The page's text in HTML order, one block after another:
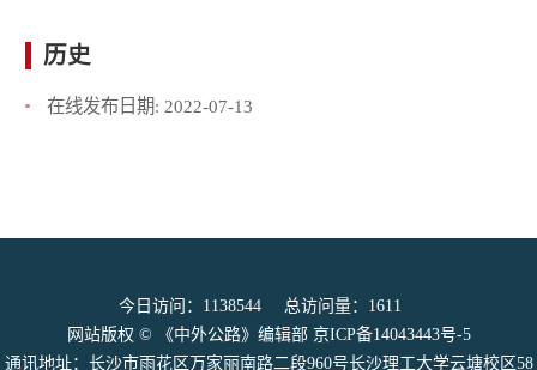
历史
在线发布日期: 2022-07-13
今日访问： 1138544 总访问量： 1611
网站版权 © 《中外公路》编辑部 京ICP备14043443号-5
通讯地址：长沙市雨花区万家丽南路二段960号长沙理工大学云塘校区58